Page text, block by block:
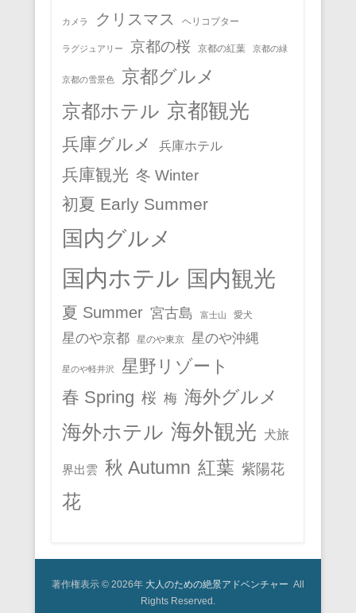
カメラ クリスマス ヘリコプター
ラグジュアリー 京都の桜 京都の紅葉 京都の緑
京都の雪景色 京都グルメ
京都ホテル 京都観光
兵庫グルメ 兵庫ホテル
兵庫観光 冬 Winter
初夏 Early Summer
国内グルメ
国内ホテル 国内観光
夏 Summer 宮古島 富士山 愛犬
星のや京都 星のや東京 星のや沖縄
星のや軽井沢
星野リゾート
春 Spring 桜 梅 海外グルメ
海外ホテル 海外観光 犬旅
界出雲 秋 Autumn 紅葉 紫陽花
花
著作権表示 © 2026年 大人のための絶景アドベンチャー All
Rights Reserved.